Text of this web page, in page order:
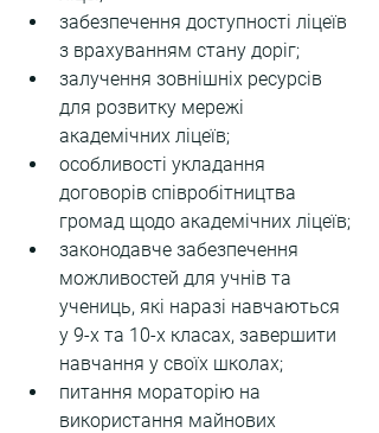
забезпечення доступності ліцеїв
з врахуванням стану доріг;
залучення зовнішніх ресурсів
для розвитку мережі
академічних ліцеїв;
особливості укладання
договорів співробітництва
громад щодо академічних ліцеїв;
законодавче забезпечення
можливостей для учнів та
учениць, які наразі навчаються
у 9-х та 10-х класах, завершити
навчання у своїх школах;
питання мораторію на
використання майнових